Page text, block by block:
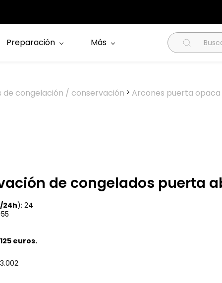
Preparación Más
de congelación / conservación Arcones puerta opaca
de congelados puerta
24h): 24
euros.